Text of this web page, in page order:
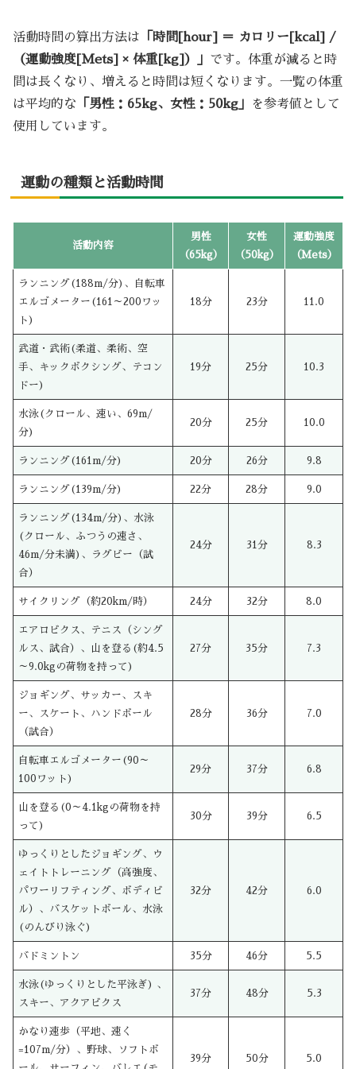
活動時間の算出方法は 「時間[hour] ＝ カロリー[kcal] /
（運動強度[Mets] × 体重[kg]）」 です。体重が減ると時
間は長くなり、増えると時間は短くなります。一覧の体重
は平均的な 「男性：65kg、女性：50kg」
を参考値として
使用しています。
運動の種類と活動時間
活動内容
男性
（65kg）
女性
（50kg）
運動強度
（Mets）
ランニング(188m/分)、自転車
エルゴメーター(161～200ワッ
ト)
18分 23分 11.0
武道・武術(柔道、柔術、空
手、キックボクシング、テコン
ドー)
19分 25分 10.3
水泳(クロール、速い、69m/
分)
20分 25分 10.0
ランニング(161m/分) 20分 26分 9.8
ランニング(139m/分) 22分 28分 9.0
ランニング(134m/分)、水泳
(クロール、ふつうの速さ、
46m/分未満)、ラグビー（試
合）
24分 31分 8.3
サイクリング（約20km/時） 24分 32分 8.0
エアロビクス、テニス（シング
ルス、試合）、山を登る(約4.5
～9.0kgの荷物を持って)
27分 35分 7.3
ジョギング、サッカー、スキ
ー、スケート、ハンドボール
（試合）
28分 36分 7.0
自転車エルゴメーター(90～
100ワット)
29分 37分 6.8
山を登る(0～4.1kgの荷物を持
って)
30分 39分 6.5
ゆっくりとしたジョギング、ウ
ェイトトレーニング（高強度、
パワーリフティング、ボディビ
ル）、バスケットボール、水泳
(のんびり泳ぐ)
32分 42分 6.0
バドミントン 35分 46分 5.5
水泳(ゆっくりとした平泳ぎ) 、
スキー、アクアビクス
37分 48分 5.3
かなり速歩（平地、速く
=107m/分）、野球、ソフトボ
39分 50分 5.0